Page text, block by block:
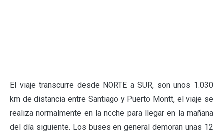
El viaje transcurre desde NORTE a SUR, son unos 1.030
km de distancia entre Santiago y Puerto Montt, el viaje se
realiza normalmente en la noche para llegar en la mañana
del día siguiente. Los buses en general demoran unas 12